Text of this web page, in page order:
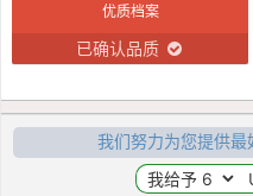
优质档案
已确认品质
我们努力为您提供最